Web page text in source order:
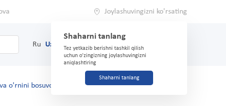
Joylashuvingizni ko'rsating
Shaharni tanlang
Tez yetkazib berishni tashkil qilish
uchun o'zingizning joylashuvingizni
aniqlashtiring
Shaharni tanlang
Ru Uz (71) 200-03-03
o'rnini bosuvchilar